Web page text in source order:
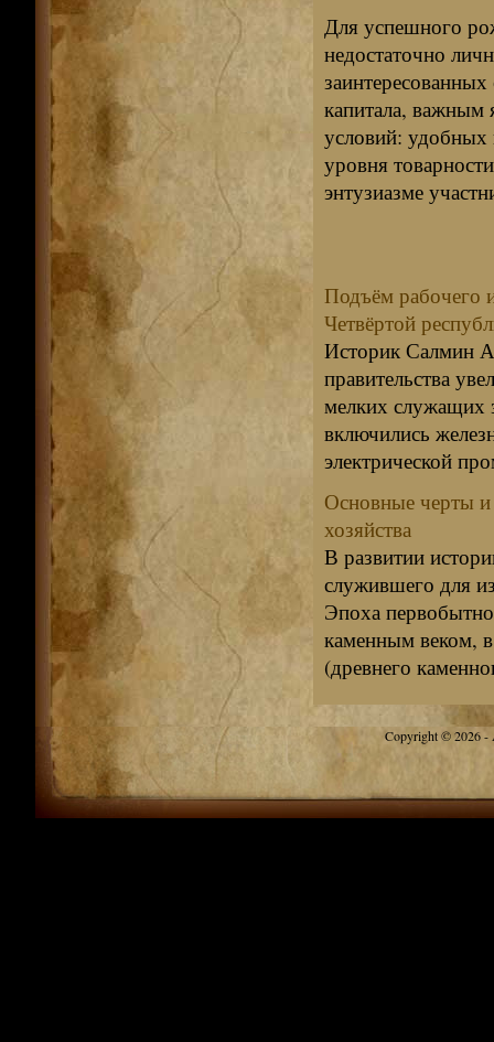
Для успешного
недостаточно
капитала, важным
условий: удобных
уровня
энтузиазме
Подъём рабочего
Четвёртой
Историк Салмин
правительства
мелких служащих
включились
электрической
Основные черты
хозяйства
В развитии
служившего для
Эпоха
каменным веком,
(древнего
Copyright © 2026 -